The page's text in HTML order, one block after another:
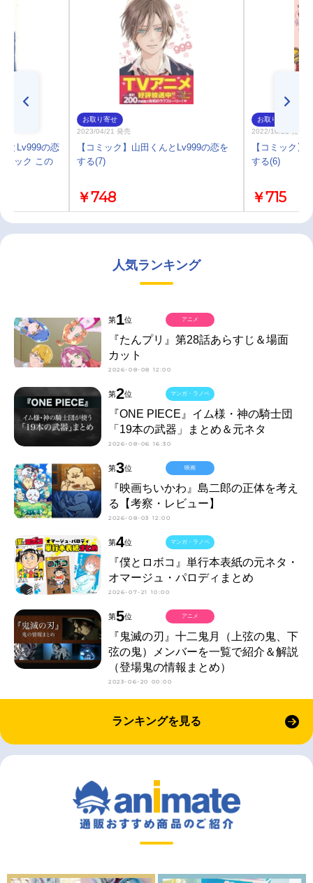
とLv999の恋
ブック この
お取り寄せ
2023/04/21 発売
【コミック】山田くんとLv999の恋を
する(7)
￥748
お取り寄せ
2022/10/21 発売
【コミック】
する(6)
￥715
人気ランキング
第1位
『たんプリ』第28話あらすじ＆場面
カット
2026-08-08 12:00
アニメ
第2位
『ONE PIECE』イム様・神の騎士団
「19本の武器」まとめ＆元ネタ
2026-08-06 16:30
マンガ・ラノベ
第3位
『映画ちいかわ』島二郎の正体を考え
る【考察・レビュー】
2026-08-03 12:00
映画
第4位
『僕とロボコ』単行本表紙の元ネタ・
オマージュ・パロディまとめ
2026-07-21 10:00
マンガ・ラノベ
第5位
『鬼滅の刃』十二鬼月（上弦の鬼、下
弦の鬼）メンバーを一覧で紹介＆解説
（登場鬼の情報まとめ）
2023-06-20 00:00
アニメ
ランキングを見る